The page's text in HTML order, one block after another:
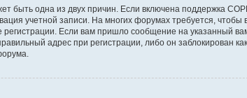
быть одна из двух причин. Если включена поддержка
учетной записи. На многих форумах требуется, чтобы
Если вам пришло сообщение на указанный
адрес при регистрации, либо он заблокирован